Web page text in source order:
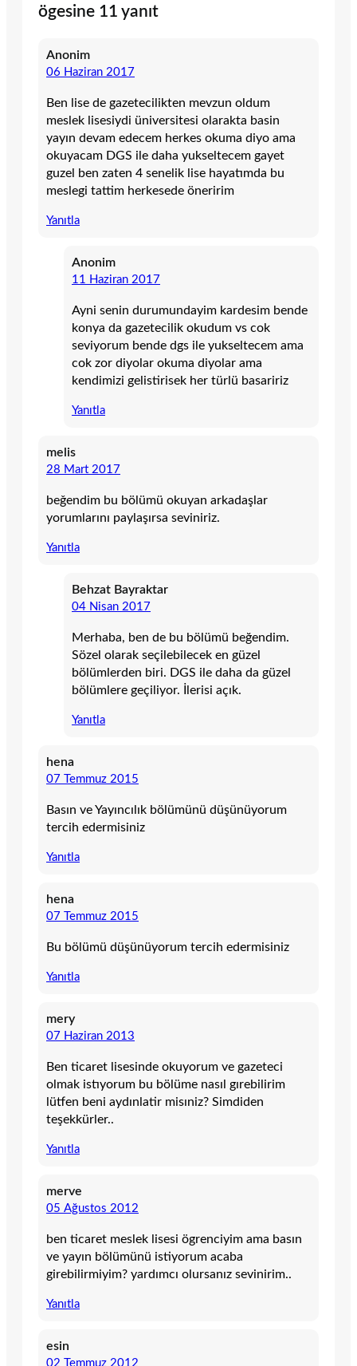
ögesine 11 yanıt
Anonim
06 Haziran 2017
Ben lise de gazetecilikten mevzun oldum
meslek lisesiydi üniversitesi olarakta basin
yayın devam edecem herkes okuma diyo ama
okuyacam DGS ile daha yukseltecem gayet
guzel ben zaten 4 senelik lise hayatımda bu
meslegi tattim herkesede öneririm
Yanıtla
Anonim
11 Haziran 2017
Ayni senin durumundayim kardesim bende
konya da gazetecilik okudum vs cok
seviyorum bende dgs ile yukseltecem ama
cok zor diyolar okuma diyolar ama
kendimizi gelistirisek her türlü basaririz
Yanıtla
melis
28 Mart 2017
beǧendim bu bölümü okuyan arkadaşlar
yorumlarını paylaşırsa seviniriz.
Yanıtla
Behzat Bayraktar
04 Nisan 2017
Merhaba, ben de bu bölümü beğendim.
Sözel olarak seçilebilecek en güzel
bölümlerden biri. DGS ile daha da güzel
bölümlere geçiliyor. İlerisi açık.
Yanıtla
hena
07 Temmuz 2015
Basın ve Yayıncılık bölümünü düşünüyorum
tercih edermisiniz
Yanıtla
hena
07 Temmuz 2015
Bu bölümü düşünüyorum tercih edermisiniz
Yanıtla
mery
07 Haziran 2013
Ben ticaret lisesinde okuyorum ve gazeteci
olmak istıyorum bu bölüme nasıl gırebilirim
lütfen beni aydınlatir misıniz? Simdiden
teşekkürler..
Yanıtla
merve
05 Ağustos 2012
ben ticaret meslek lisesi ögrenciyim ama basın
ve yayın bölümünü istiyorum acaba
girebilirmiyim? yardımcı olursanız sevinirim..
Yanıtla
esin
02 Temmuz 2012